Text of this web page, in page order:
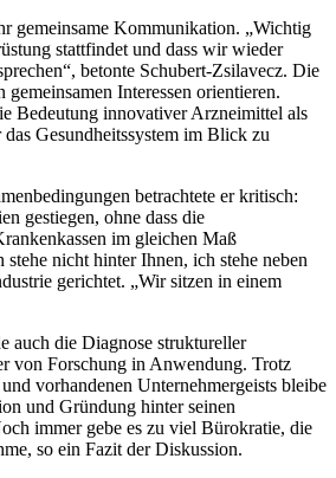
gemeinsame Kommunikation. „Wichtig
stattfindet und dass wir wieder
betonte Schubert-Zsilavecz. Die
gemeinsamen Interessen orientieren.
Bedeutung innovativer Arzneimittel als
Gesundheitssystem im Blick zu
betrachtete er kritisch:
gestiegen, ohne dass die
im gleichen Maß
stehe nicht hinter Ihnen, ich stehe neben
gerichtet. „Wir sitzen in einem
auch die Diagnose struktureller
von Forschung in Anwendung. Trotz
vorhandenen Unternehmergeists bleibe
und Gründung hinter seinen
immer gebe es zu viel Bürokratie, die
so ein Fazit der Diskussion.